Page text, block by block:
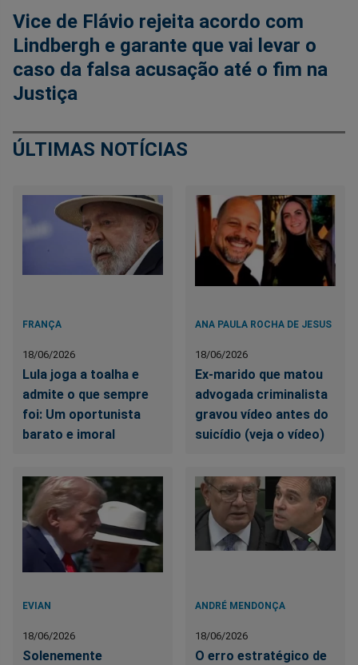
Vice de Flávio rejeita acordo com
Lindbergh e garante que vai levar o
caso da falsa acusação até o fim na
Justiça
ÚLTIMAS NOTÍCIAS
FRANÇA
18/06/2026
Lula joga a toalha e
admite o que sempre
foi: Um oportunista
barato e imoral
ANA PAULA ROCHA DE JESUS
18/06/2026
Ex-marido que matou
advogada criminalista
gravou vídeo antes do
suicídio (veja o vídeo)
EVIAN
18/06/2026
Solenemente
ANDRÉ MENDONÇA
18/06/2026
O erro estratégico de